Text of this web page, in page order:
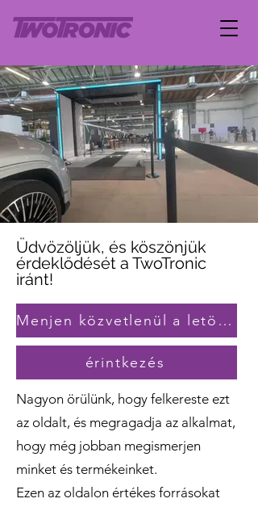
Üdvözöljük, és köszönjük
érdeklődését a TwoTronic
iránt!
Menjen közvetlenül a letöltésekhez
érintkezés
Nagyon örülünk, hogy felkereste ezt
az oldalt, és megragadja az alkalmat,
hogy még jobban megismerjen
minket és termékeinket.
Ezen az oldalon értékes forrásokat